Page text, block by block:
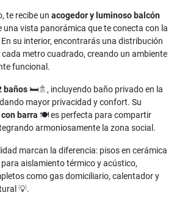
te recibe un acogedor y luminoso balcón
una vista panorámica que te conecta con la
su interior, encontrarás una distribución
metro cuadrado, creando un ambiente
funcional.
baños 🛏️🚿, incluyendo baño privado en la
mayor privacidad y confort. Su
barra 🍽️ es perfecta para compartir
armoniosamente la zona social.
marcan la diferencia: pisos en cerámica
aislamiento térmico y acústico,
como gas domiciliario, calentador y
💡.